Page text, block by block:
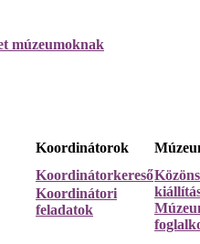
Koordinátorok
Koordinátorkereső
Koordinátori
feladatok